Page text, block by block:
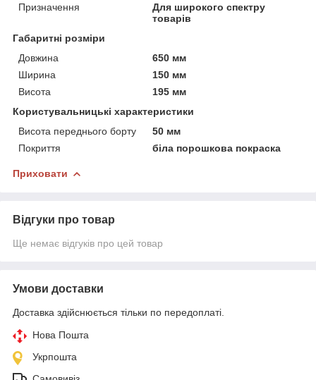
Призначення
Для широкого спектру
товарів
Габаритні розміри
Довжина
650 мм
Ширина
150 мм
Висота
195 мм
Користувальницькі характеристики
Висота переднього борту
50 мм
Покриття
біла порошкова покраска
Приховати
Відгуки про товар
Ще немає відгуків про цей товар
Умови доставки
Доставка здійснюється тільки по передоплаті.
Нова Пошта
Укрпошта